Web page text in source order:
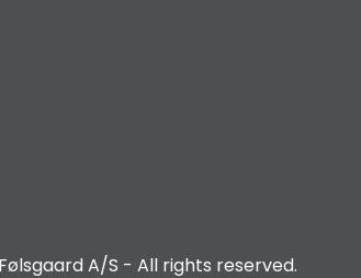
A/S - All rights reserved.